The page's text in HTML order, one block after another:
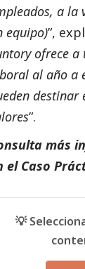
a la
equipo)”,
ofrece
al año a
destinar
”.
más
el Caso
💡